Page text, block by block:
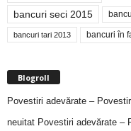
bancuri seci 2015
bancuri tari 2013 bancuri în
Blogroll
Povestiri adevărate –
neuitat Povestiri adevărate –